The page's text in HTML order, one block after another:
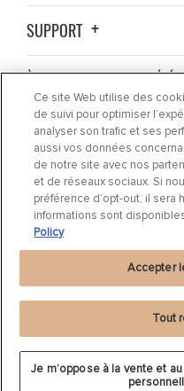
SUPPORT
À PROPOS DE LA SOCIÉTÉ
OÙ ACHETER ?
ACTUALITÉS
CONTACTEZ-NOUS
Déclaration de confidentialité|
d'utilisation
2024 DRiV Automotive Inc. ou
Ce site Web utilise des
de suivi pour optimiser
analyser son trafic et ses
aussi vos données
de notre site avec nos
et de réseaux sociaux. Si
préférence d’opt-out, il sera
informations sont
Policy
Je m’oppose à la vente et
Tout
Accepter